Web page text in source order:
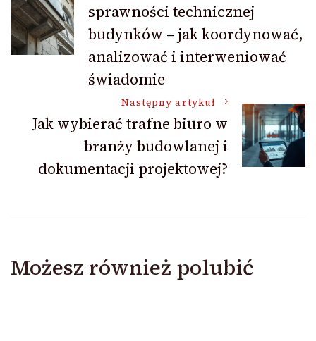
wpisusprawności technicznej
budynków – jak koordynować,
analizować i interweniować
świadomie
Następny artykuł
Jak wybierać trafne biuro w
branży budowlanej i
dokumentacji projektowej?
Możesz również polubić